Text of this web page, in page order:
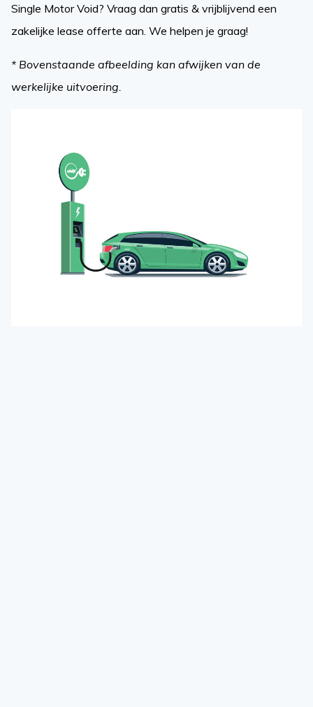
Single Motor Void? Vraag dan gratis & vrijblijvend een
zakelijke lease offerte aan. We helpen je graag!
* Bovenstaande afbeelding kan afwijken van de
werkelijke uitvoering.